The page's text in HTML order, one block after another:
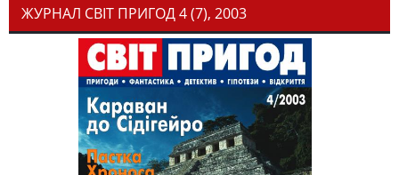
ЖУРНАЛ СВІТ ПРИГОД 4 (7), 2003